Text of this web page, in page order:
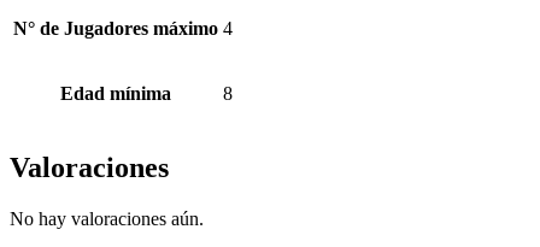
N° de Jugadores máximo 4
Edad mínima 8
Valoraciones
No hay valoraciones aún.